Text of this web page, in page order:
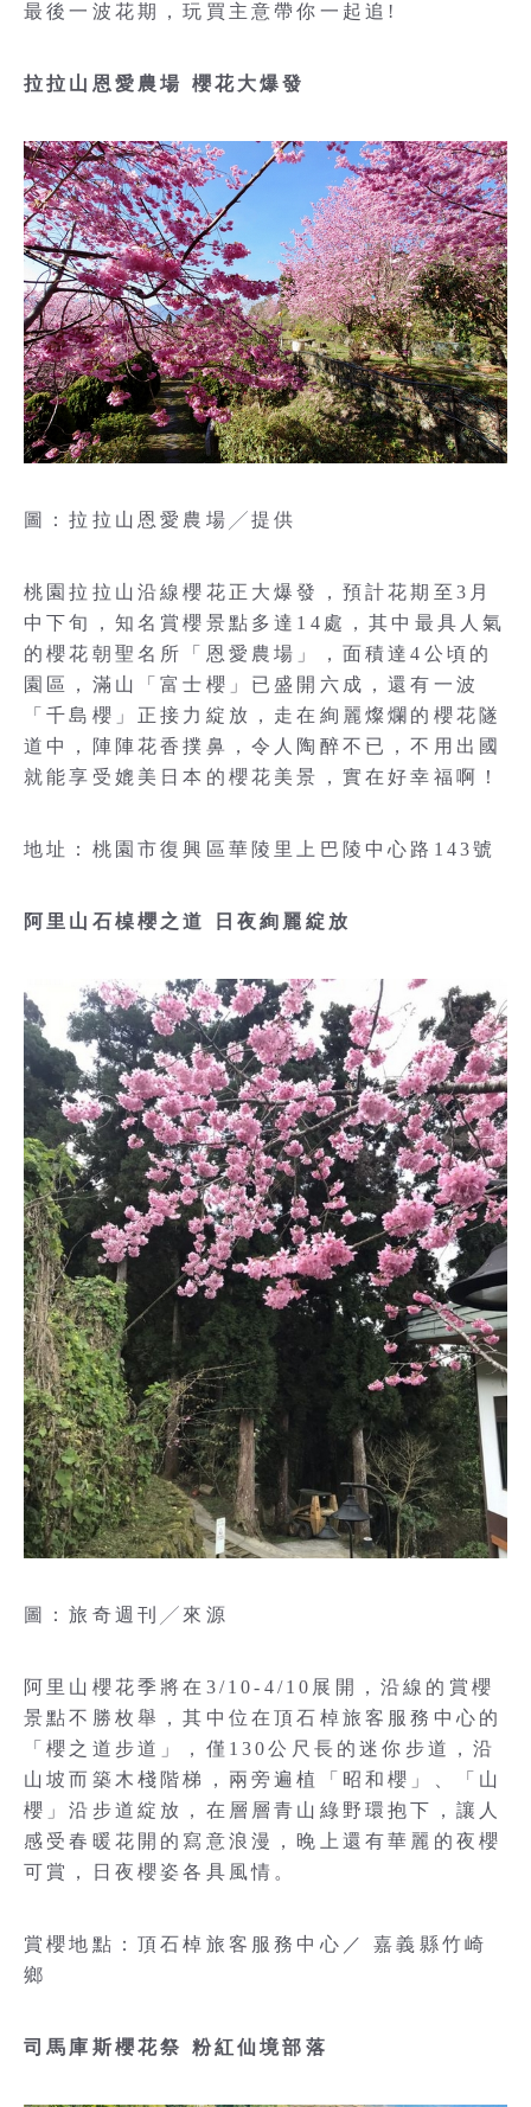
最後一波花期，玩買主意帶你一起追!
拉拉山恩愛農場 櫻花大爆發
圖：拉拉山恩愛農場╱提供
桃園拉拉山沿線櫻花正大爆發，預計花期至3月
中下旬，知名賞櫻景點多達14處，其中最具人氣
的櫻花朝聖名所「恩愛農場」，面積達4公頃的
園區，滿山「富士櫻」已盛開六成，還有一波
「千島櫻」正接力綻放，走在絢麗燦爛的櫻花隧
道中，陣陣花香撲鼻，令人陶醉不已，不用出國
就能享受媲美日本的櫻花美景，實在好幸福啊！
地址：桃園市復興區華陵里上巴陵中心路143號
阿里山石槕櫻之道 日夜絢麗綻放
圖：旅奇週刊╱來源
阿里山櫻花季將在3/10-4/10展開，沿線的賞櫻
景點不勝枚舉，其中位在頂石棹旅客服務中心的
「櫻之道步道」，僅130公尺長的迷你步道，沿
山坡而築木棧階梯，兩旁遍植「昭和櫻」、「山
櫻」沿步道綻放，在層層青山綠野環抱下，讓人
感受春暖花開的寫意浪漫，晚上還有華麗的夜櫻
可賞，日夜櫻姿各具風情。
賞櫻地點：頂石棹旅客服務中心／ 嘉義縣竹崎
鄉
司馬庫斯櫻花祭 粉紅仙境部落